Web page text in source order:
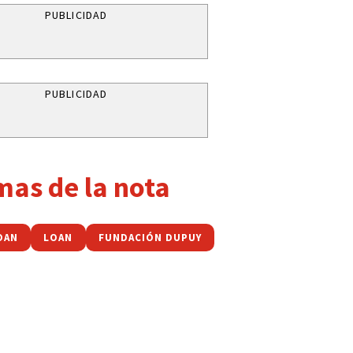
PUBLICIDAD
PUBLICIDAD
de la nota
LOAN FUNDACIÓN DUPUY